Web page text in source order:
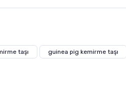
taşı guinea pig kemirme taşı